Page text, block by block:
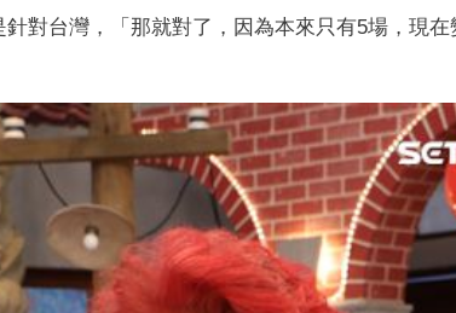
對台灣，「那就對了，因為本來只有5場，現